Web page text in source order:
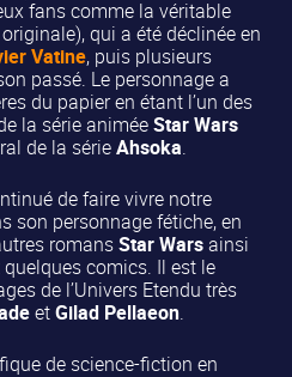
fans comme la véritable
qui a été déclinée en
Vatine, puis plusieurs
passé. Le personnage a
du papier en étant l’un des
la série animéeStar Wars
de la sérieAhsoka.
de faire vivre notre
son personnage fétiche, en
romansStar Warsainsi
comics. Il est le
de l’Univers Etendu très
etGilad Pellaeon.
de science-fiction en